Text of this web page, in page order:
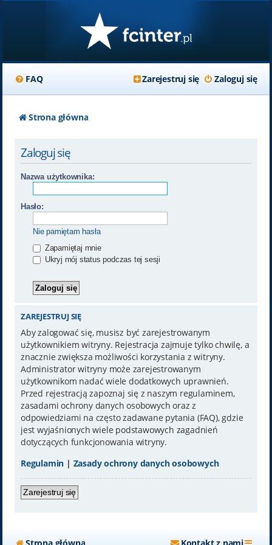
FAQ Zaloguj się
Zarejestruj się
Strona główna
Zaloguj się
Nazwa użytkownika:
Hasło:
Nie pamiętam hasła
Zapamiętaj mnie
Ukryj mój status podczas tej sesji
ZAREJESTRUJ SIĘ
Aby zalogować się, musisz być zarejestrowanym
użytkownikiem witryny. Rejestracja zajmuje tylko chwilę, a
znacznie zwiększa możliwości korzystania z witryny.
Administrator witryny może zarejestrowanym
użytkownikom nadać wiele dodatkowych uprawnień.
Przed rejestracją zapoznaj się z naszym regulaminem,
zasadami ochrony danych osobowych oraz z
odpowiedziami na często zadawane pytania (FAQ), gdzie
jest wyjaśnionych wiele podstawowych zagadnień
dotyczących funkcjonowania witryny.
Regulamin | Zasady ochrony danych osobowych
Zarejestruj się
Strona główna Kontakt z nami